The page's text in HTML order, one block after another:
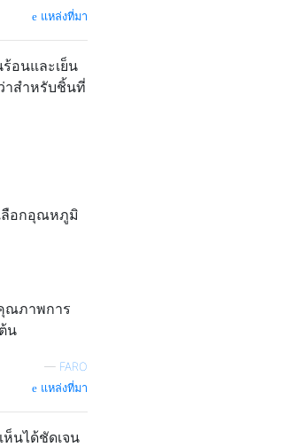
แหล่งที่มา
อนและเย็น
าสำหรับชิ้นที่
ลือกอุณหภูมิ
ณภาพการ
น
— FARO
แหล่งที่มา
ห็นได้ชัดเจน